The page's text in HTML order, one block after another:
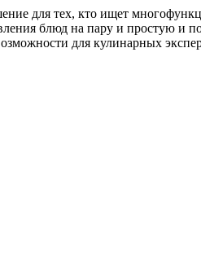
для тех, кто ищет
блюд на пару и простую и
для кулинарных